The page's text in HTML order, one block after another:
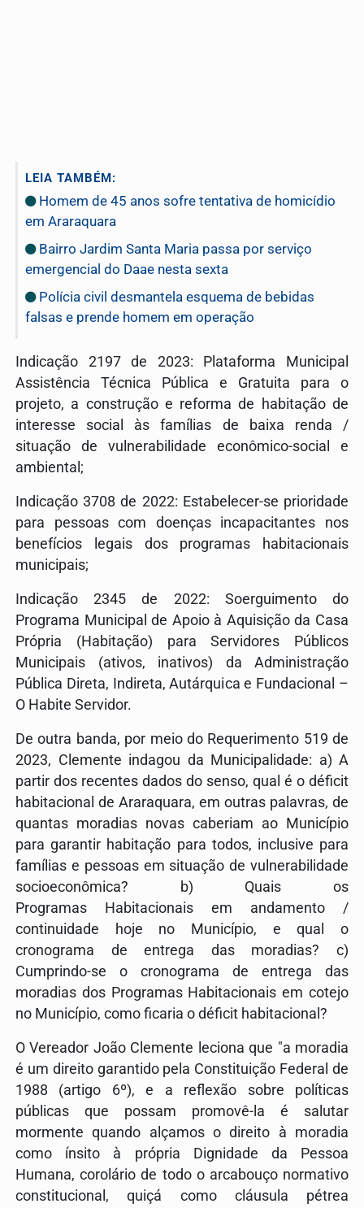
LEIA TAMBÉM:
Homem de 45 anos sofre tentativa de homicídio
em Araraquara
Bairro Jardim Santa Maria passa por serviço
emergencial do Daae nesta sexta
Polícia civil desmantela esquema de bebidas
falsas e prende homem em operação
Indicação 2197 de 2023: Plataforma Municipal
Assistência Técnica Pública e Gratuita para o
projeto, a construção e reforma de habitaçãode
interesse social às famílias de baixa renda /
situação de vulnerabilidade econômico-social e
ambiental;
Indicação 3708 de 2022: Estabelecer-se prioridade
para pessoas com doenças incapacitantes nos
benefícios legais dos programas habitacionais
municipais;
Indicação 2345 de 2022: Soerguimento do
Programa Municipal de Apoio à Aquisição da Casa
Própria (Habitação) para Servidores Públicos
Municipais (ativos, inativos) da Administração
Pública Direta, Indireta, Autárquica e Fundacional –
O Habite Servidor.
De outra banda, por meio do Requerimento 519 de
2023, Clemente indagou da Municipalidade: a) A
partir dos recentes dados do senso, qual é o déficit
habitacional de Araraquara, em outras palavras, de
quantas moradias novas caberiam ao Município
para garantir habitação para todos, inclusive para
famílias e pessoas em situação de vulnerabilidade
socioeconômica? b) Quais os
Programas Habitacionais em andamento /
continuidade hoje no Município, e qual o
cronograma de entrega das moradias? c)
Cumprindo-se o cronograma de entrega das
moradias dos Programas Habitacionais em cotejo
no Município, como ficaria o déficit habitacional?
O Vereador João Clemente leciona que "a moradia
é um direito garantido pela Constituição Federal de
1988 (artigo 6º), e a reflexão sobre políticas
públicas que possam promovê-la é salutar
mormente quando alçamos o direito à moradia
como ínsito à própria Dignidade da Pessoa
Humana, corolário de todo o arcabouço normativo
constitucional, quiçá como cláusula pétrea